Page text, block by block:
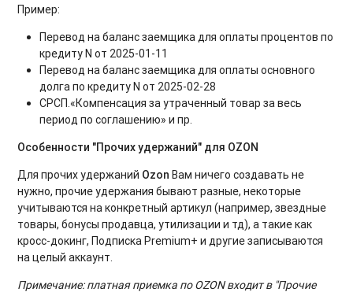
Пример:
Перевод на баланс заемщика для оплаты процентов по
кредиту N от 2025-01-11
Перевод на баланс заемщика для оплаты основного
долга по кредиту N от 2025-02-28
СРСП.«Компенсация за утраченный товар за весь
период по соглашению» и пр.
Особенности "Прочих удержаний" для OZON
Для прочих удержаний Ozon Вам ничего создавать не
нужно, прочие удержания бывают разные, некоторые
учитываются на конкретный артикул (например, звездные
товары, бонусы продавца, утилизации и тд), а такие как
кросс-докинг, Подписка Premium+ и другие записываются
на целый аккаунт.
Примечание: платная приемка по OZON входит в "Прочие